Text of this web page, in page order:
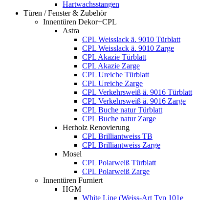
Hartwachsstangen
Türen / Fenster & Zubehör
Innentüren Dekor+CPL
Astra
CPL Weisslack ä. 9010 Türblatt
CPL Weisslack ä. 9010 Zarge
CPL Akazie Türblatt
CPL Akazie Zarge
CPL Ureiche Türblatt
CPL Ureiche Zarge
CPL Verkehrsweiß ä. 9016 Türblatt
CPL Verkehrsweiß ä. 9016 Zarge
CPL Buche natur Türblatt
CPL Buche natur Zarge
Herholz Renovierung
CPL Brilliantweiss TB
CPL Brilliantweiss Zarge
Mosel
CPL Polarweiß Türblatt
CPL Polarweiß Zarge
Innentüren Furniert
HGM
White Line (Weiss-Art Typ 101e